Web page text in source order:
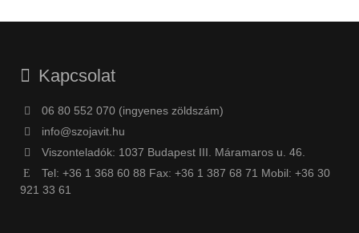
Kapcsolat
06 80 552 070 (ingyenes zöldszám)
info@szojavit.hu
Viszonteladók: 1037 Budapest III. Máramaros u. 46.
Tel: +36 1 368 60 88 Fax: +36 1 387 68 71 Mobil: +36 30
921 33 61